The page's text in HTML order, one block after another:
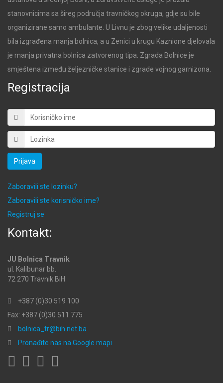
stanovnicima sa šireg područja travničkog okruga, gdje su bile
organizirane samo ambulante. U Livnu je zbog velike udaljenosti
bila izgrađena manja bolnica, a u Zenici u krugu Kaznione djelovala
je manja privatna bolnica zatvorenog tipa. Zgrada Bolnice je
smještena između željezničke stanice i zgrade vojnog garnizona.
Registracija
Prijava
Zaboravili ste lozinku?
Zaboravili ste korisničko ime?
Registruj se
Kontakt:
JU Bolnica Travnik
ul. Kalibunar bb.
72 270 Travnik BiH
+387 (0)30 519 100
Fax: +387 (0)30 511 775
bolnica_tr@bih.net.ba
Pronađite nas na Google mapi